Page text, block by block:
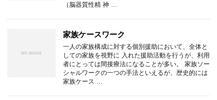
（脳器質性精 神 …
家族ケースワーク
一人の家族構成に対する個別援助において、全体と
しての家族を視野に 入れた援助活動を行うが、利用
者にとっては間接療法になることが多い。 家族ソー
シャルワークの一つの手法といえるが、歴史的には
家族ケース …